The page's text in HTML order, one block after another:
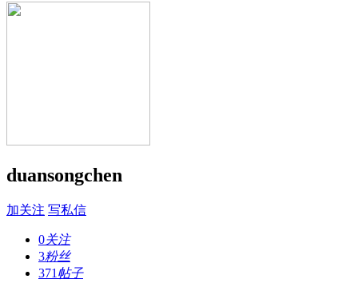
duansongchen
加关注 写私信
0关注
3粉丝
371 帖子